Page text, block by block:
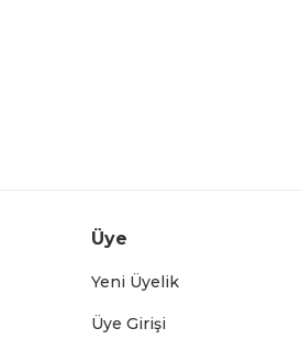
Üye
Yeni Üyelik
Üye Girişi